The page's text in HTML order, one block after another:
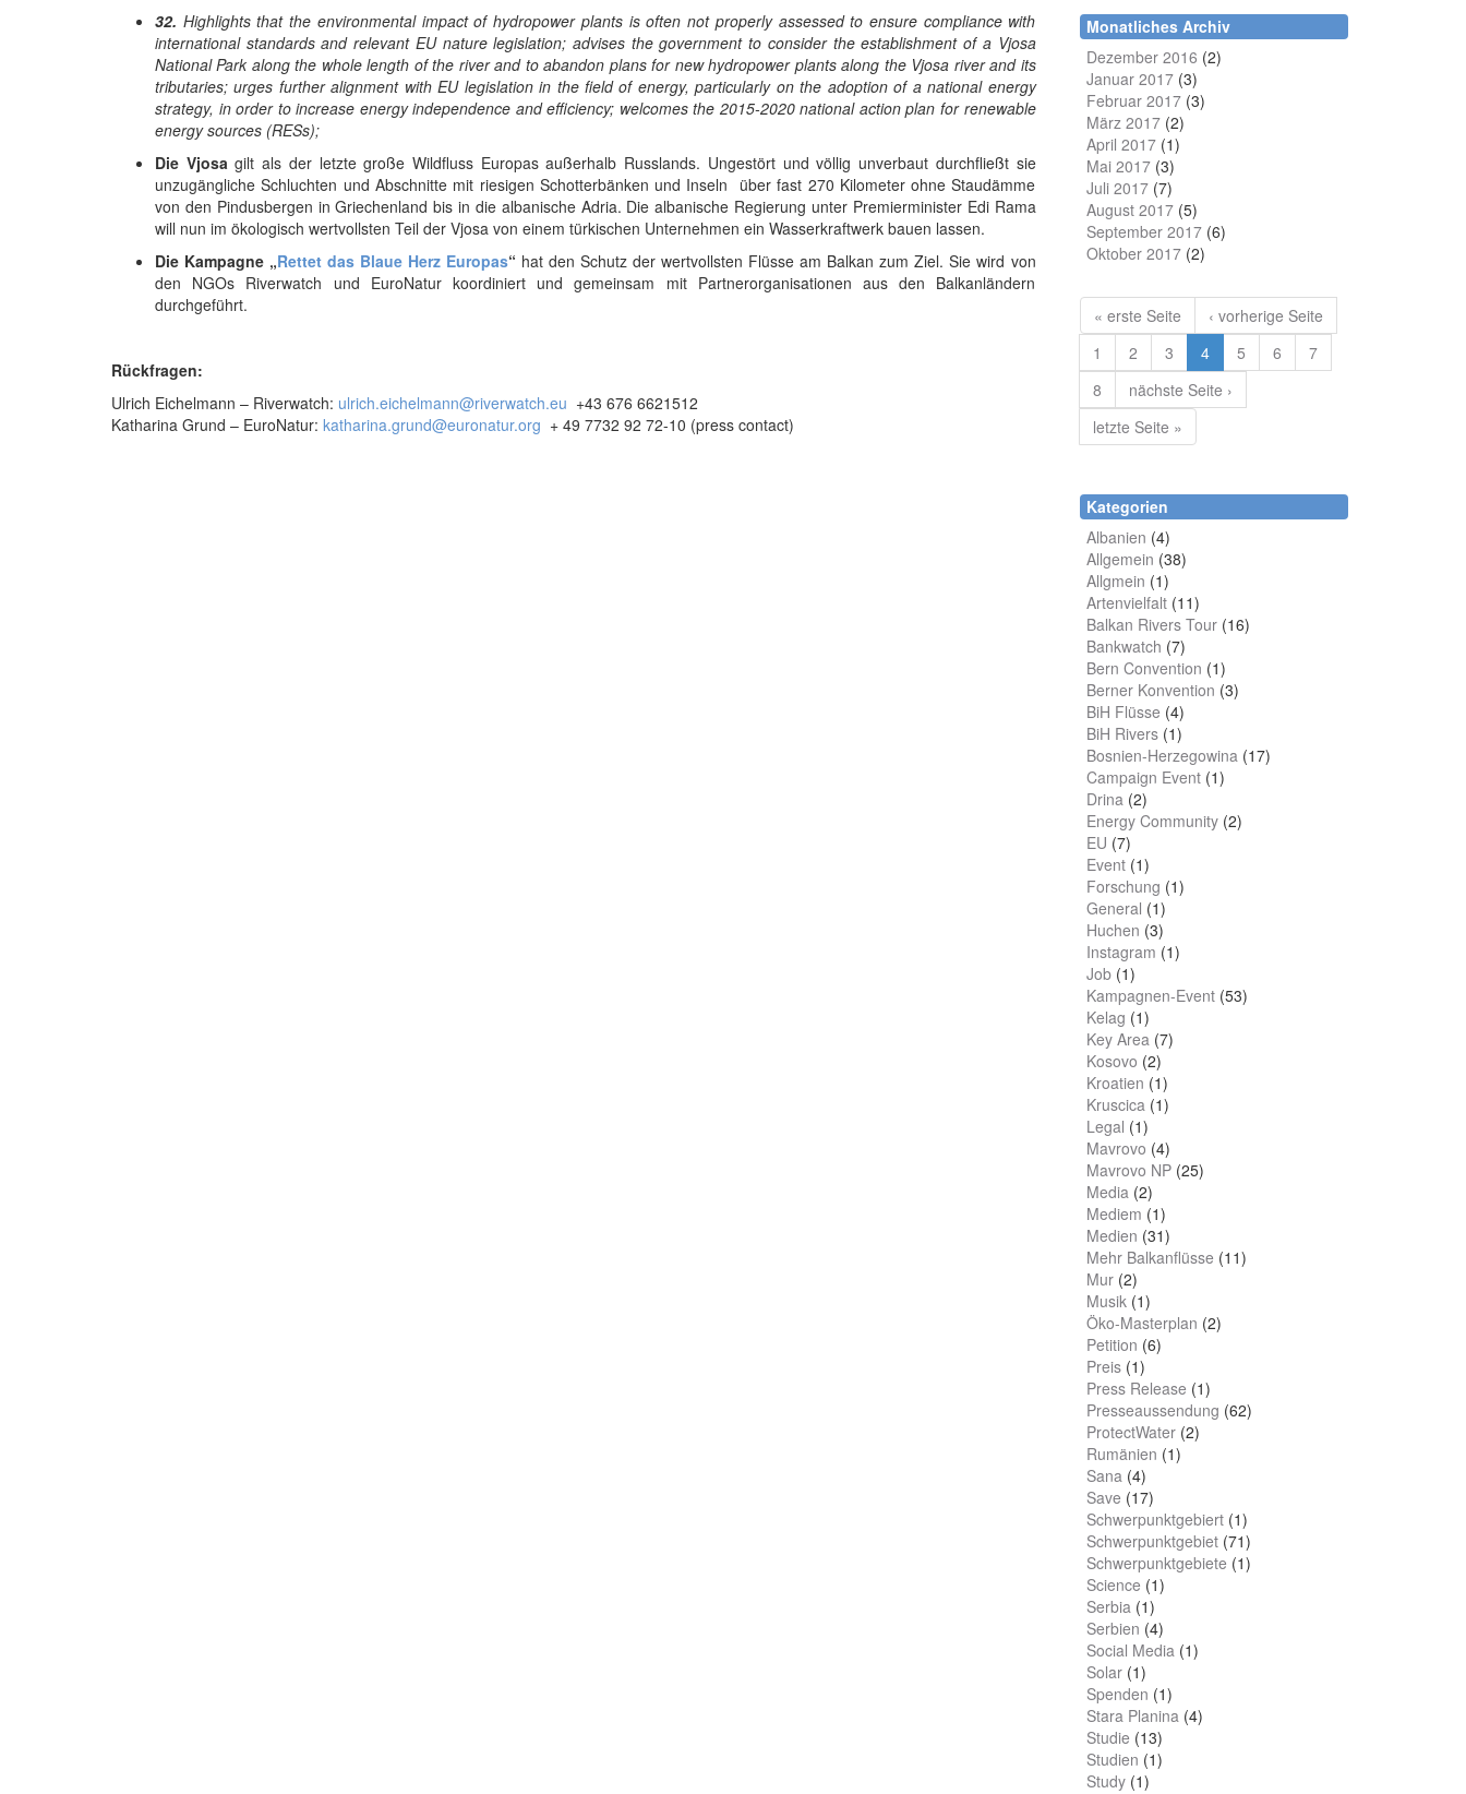
32. Highlights that the environmental impact of hydropower plants is often not properly assessed to ensure compliance with
international standards and relevant EU nature legislation; advises the government to consider the establishment of a Vjosa
National Park along the whole length of the river and to abandon plans for new hydropower plants along the Vjosa river and its
tributaries; urges further alignment with EU legislation in the field of energy, particularly on the adoption of a national energy
strategy, in order to increase energy independence and efficiency; welcomes the 2015-2020 national action plan for renewable
energy sources (RESs);
Die Vjosagilt als der letzte große Wildfluss Europas außerhalb Russlands. Ungestört und völlig unverbaut durchfließt sie
unzugängliche Schluchten und Abschnitte mit riesigen Schotterbänken und Inseln ­ über fast 270 Kilometer ohne Staudämme
von den Pindusbergen in Griechenland bis in die albanische Adria. Die albanische Regierung unter Premierminister Edi Rama
will nun im ökologisch wertvollsten Teil der Vjosa von einem türkischen Unternehmen ein Wasserkraftwerk bauen lassen.
Die Kampagne „Rettet das Blaue Herz Europas“ hat den Schutz der wertvollsten Flüsse am Balkan zum Ziel. Sie wird von
den NGOs Riverwatch und EuroNatur koordiniert und gemeinsam mit Partnerorganisationen aus den Balkanländern
durchgeführt.
Rückfragen:
Ulrich Eichelmann – Riverwatch: ulrich.eichelmann@riverwatch.eu +43 676 6621512
Katharina Grund – EuroNatur: katharina.grund@euronatur.org + 49 7732 92 72-10 (press contact)
Monatliches Archiv
Dezember 2016 (2)
Januar 2017(3)
Februar 2017(3)
März 2017(2)
April 2017(1)
Mai 2017(3)
Juli 2017(7)
August 2017(5)
September 2017(6)
Oktober 2017(2)
« erste Seite
‹ vorherige Seite
1
2 3 4 5 6
7
8
nächste Seite ›
letzte Seite »
Kategorien
Albanien (4)
Allgemein (38)
Allgmein (1)
Artenvielfalt (11)
Balkan Rivers Tour (16)
Bankwatch (7)
Bern Convention (1)
Berner Konvention (3)
BiH Flüsse (4)
BiH Rivers (1)
Bosnien-Herzegowina (17)
Campaign Event (1)
Drina (2)
Energy Community (2)
EU (7)
Event (1)
Forschung (1)
General (1)
Huchen (3)
Instagram (1)
Job (1)
Kampagnen-Event (53)
Kelag (1)
Key Area (7)
Kosovo (2)
Kroatien (1)
Kruscica (1)
Legal (1)
Mavrovo (4)
Mavrovo NP (25)
Media (2)
Mediem (1)
Medien (31)
Mehr Balkanflüsse (11)
Mur (2)
Musik (1)
Öko-Masterplan (2)
Petition (6)
Preis (1)
Press Release (1)
Presseaussendung (62)
ProtectWater (2)
Rumänien (1)
Sana (4)
Save (17)
Schwerpunktgebiert (1)
Schwerpunktgebiet (71)
Schwerpunktgebiete (1)
Science (1)
Serbia (1)
Serbien (4)
Social Media (1)
Solar (1)
Spenden (1)
Stara Planina (4)
Studie (13)
Studien (1)
Study (1)